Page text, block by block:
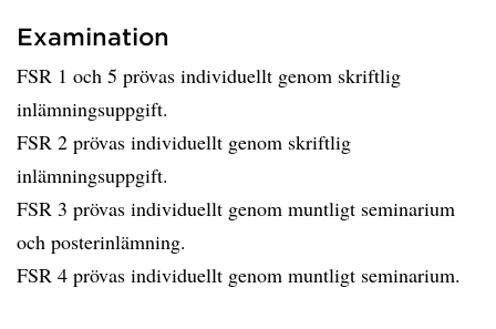
Examination
FSR 1 och 5 prövas individuellt genom skriftlig
inlämningsuppgift.
FSR 2 prövas individuellt genom skriftlig
inlämningsuppgift.
FSR 3 prövas individuellt genom muntligt seminarium
och posterinlämning.
FSR 4 prövas individuellt genom muntligt seminarium.